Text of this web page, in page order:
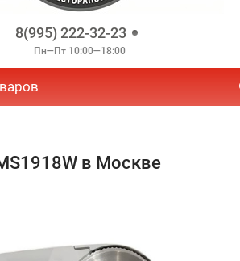
8(995) 222-32-23
Пн—Пт 10:00—18:00
в Москве